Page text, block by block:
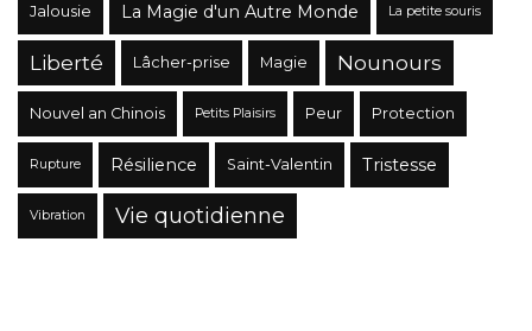
Jalousie La Magie d'un Autre Monde La petite souris
Liberté Lâcher-prise Magie Nounours
Nouvel an Chinois Petits Plaisirs Peur Protection
Rupture Résilience Saint-Valentin Tristesse
Vibration Vie quotidienne